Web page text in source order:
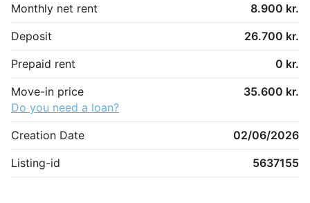
Monthly net rent
8.900 kr.
Deposit
26.700 kr.
Prepaid rent
0 kr.
Move-in price
35.600 kr.
Do you need a loan?
Creation Date
02/06/2026
Listing-id
5637155